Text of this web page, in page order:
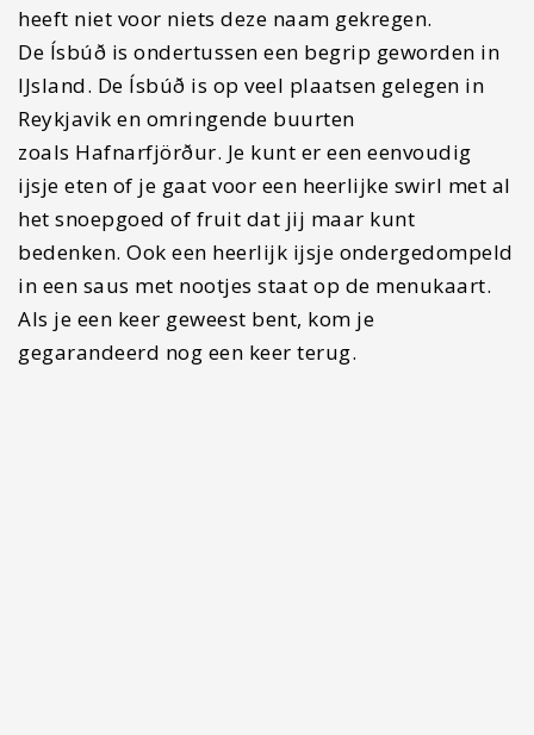
heeft niet voor niets deze naam gekregen.
De Ísbúð is ondertussen een begrip geworden in
IJsland. De Ísbúð is op veel plaatsen gelegen in
Reykjavik en omringende buurten
zoals Hafnarfjörður. Je kunt er een eenvoudig
ijsje eten of je gaat voor een heerlijke swirl met al
het snoepgoed of fruit dat jij maar kunt
bedenken. Ook een heerlijk ijsje ondergedompeld
in een saus met nootjes staat op de menukaart.
Als je een keer geweest bent, kom je
gegarandeerd nog een keer terug.